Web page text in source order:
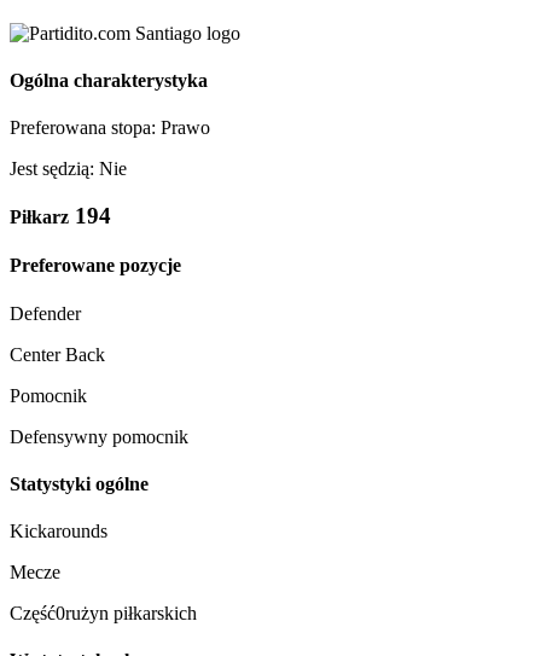
Ogólna charakterystyka
Preferowana stopa: Prawo
Jest sędzią: Nie
Piłkarz 194
Preferowane pozycje
Defender
Center Back
Pomocnik
Defensywny pomocnik
Statystyki ogólne
Kickarounds
Mecze
Część0rużyn piłkarskich